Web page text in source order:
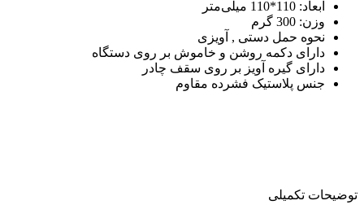
ابعاد: 110*110 میلی‌متر
وزن: 300 گرم
نحوه حمل دستی , آویزی
دارای دکمه روشن و خاموش بر روی دستگاه
دارای گیره آویز بر روی سقف چادر
جنس پلاستیک فشرده مقاوم
توضیحات تکمیلی